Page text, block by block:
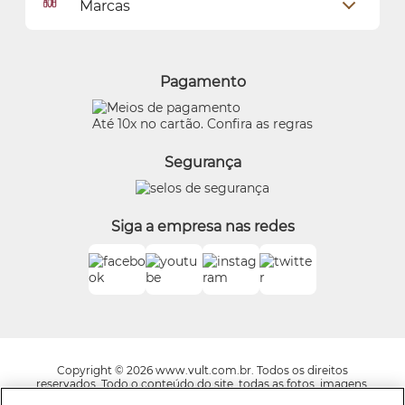
Política de Privacidade
Preferências de Cookies
Termos de Uso
Trocas e Devoluções
Meus endereços
Marcas
Quem Disse, Berenice?
Beleza na Web
Boticário Internacional
Pagamento
Até 10x no cartão. Confira as regras
Segurança
Siga a empresa nas redes
Copyright © 2026 www.vult.com.br. Todos os direitos
reservados. Todo o conteúdo do site, todas as fotos, imagens,